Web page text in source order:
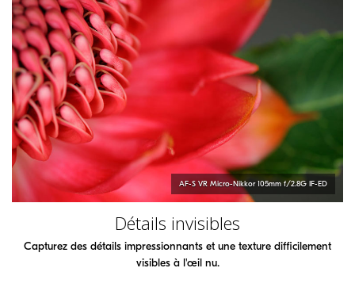
AF-S VR Micro-Nikkor 105mm f/2.8G IF-ED
Détails invisibles
Capturez des détails impressionnants et une texture difficilement
visibles à l'œil nu.